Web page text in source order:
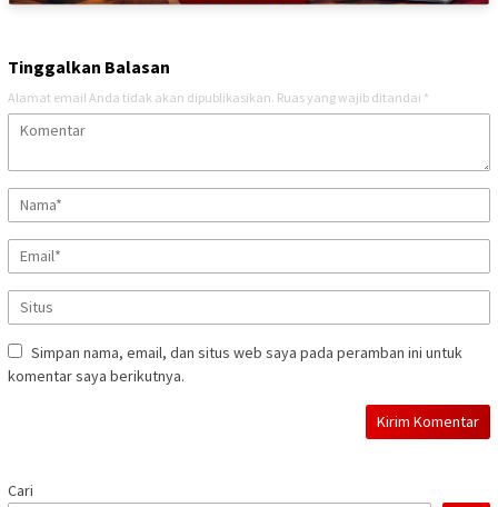
Tinggalkan Balasan
Alamat email Anda tidak akan dipublikasikan. Ruas yang wajib ditandai *
Simpan nama, email, dan situs web saya pada peramban ini untuk
komentar saya berikutnya.
Cari